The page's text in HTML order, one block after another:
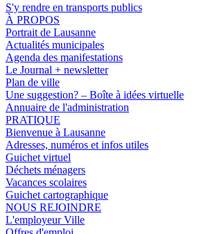
S'y rendre en transports publics
À PROPOS
Portrait de Lausanne
Actualités municipales
Agenda des manifestations
Le Journal + newsletter
Plan de ville
Une suggestion? – Boîte à idées virtuelle
Annuaire de l'administration
PRATIQUE
Bienvenue à Lausanne
Adresses, numéros et infos utiles
Guichet virtuel
Déchets ménagers
Vacances scolaires
Guichet cartographique
NOUS REJOINDRE
L'employeur Ville